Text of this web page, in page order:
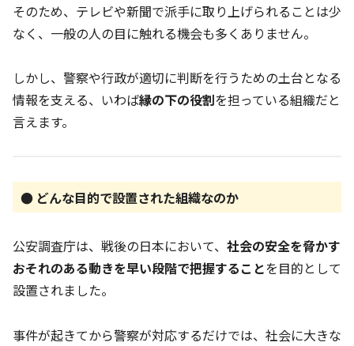
そのため、テレビや新聞で派手に取り上げられることは少
なく、一般の人の目に触れる機会も多くありません。
しかし、警察や行政が適切に判断を行うための土台となる
情報を支える、いわば縁の下の役割を担っている組織だと
言えます。
● どんな目的で設置された組織なのか
公安調査庁は、戦後の日本において、 社会の安全を脅かす
おそれのある動きを早い段階で把握することを目的として
設置されました。
事件が起きてから警察が対応するだけでは、社会に大きな